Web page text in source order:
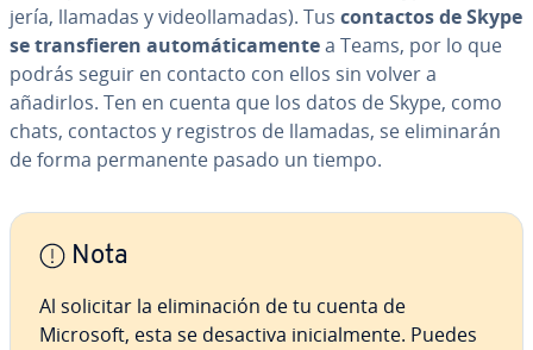
je­ría, llamadas y vi­deo­lla­ma­das). Tus contactos de Skype
se tra­n­s­fie­ren au­to­má­ti­ca­me­n­tea Teams, por lo que
podrás seguir en contacto con ellos sin volver a
añadirlos. Ten en cuenta que los datos de Skype, como
chats, contactos y registros de llamadas, se eli­mi­na­rán
de forma pe­r­ma­ne­n­te pasado un tiempo.
Nota
Al solicitar la eli­mi­na­ción de tu cuenta de
Microsoft, esta se desactiva ini­cia­l­me­n­te. Puedes